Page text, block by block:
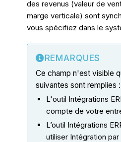
des revenus (valeur de
marge verticale) sont
vous spécifiez dans le
REMARQUES
Ce champ n'est visible
suivantes sont remplies :
L'outil Intégrations
compte de votre
L’outil Intégrations
utiliser Intégration